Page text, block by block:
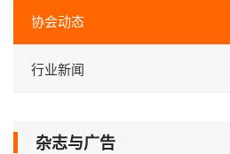
协会动态
行业新闻
杂志与广告